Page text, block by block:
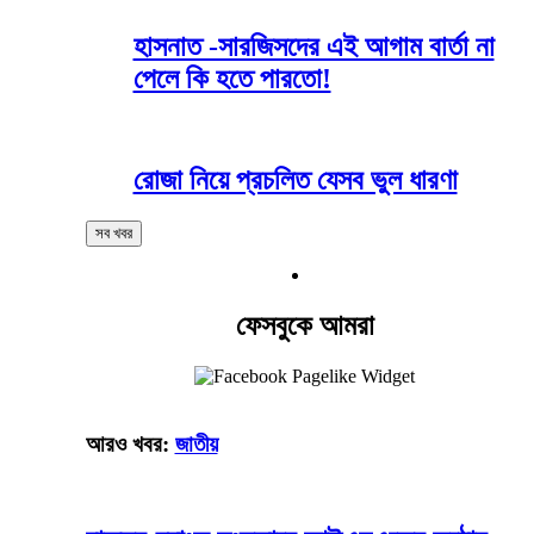
হাসনাত -সারজিসদের এই আগাম বার্তা না
পেলে কি হতে পারতো!
রোজা নিয়ে প্রচলিত যেসব ভুল ধারণা
সব খবর
ফেসবুকে আমরা
আরও খবর: জাতীয়